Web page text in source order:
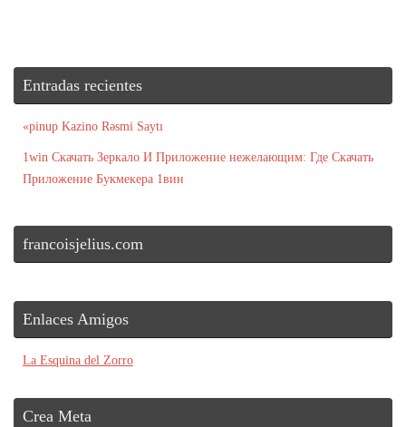
Entradas recientes
«pinup Kazino Rəsmi Saytı
1win Скачать Зеркало И Приложение нежелающим: Где Скачать
Приложение Букмекера 1вин
francoisjelius.com
Enlaces Amigos
La Esquina del Zorro
Crea Meta